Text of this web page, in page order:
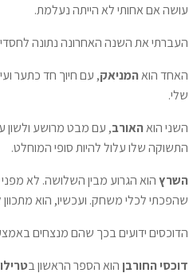
עושה אם אחותי לא הייתה נעלמת.
העברתי את השנה האחרונה נתונה
האחד הואהמניאק, עם חיוך חד כתער
שלי.
השני הואהאורב, עם מבט מרושע ולשון
התשוקה שלו עלול להיות סופי המוחלט.
השרץהוא הגרוע מבין השלושה. לא
שהפכתי לכלי משחק. ועכשיו, הוא מתכוון
הדוכסים ידועים בכך שהם מנצחים
דוכסי החורבן הוא הספר הראשון ב